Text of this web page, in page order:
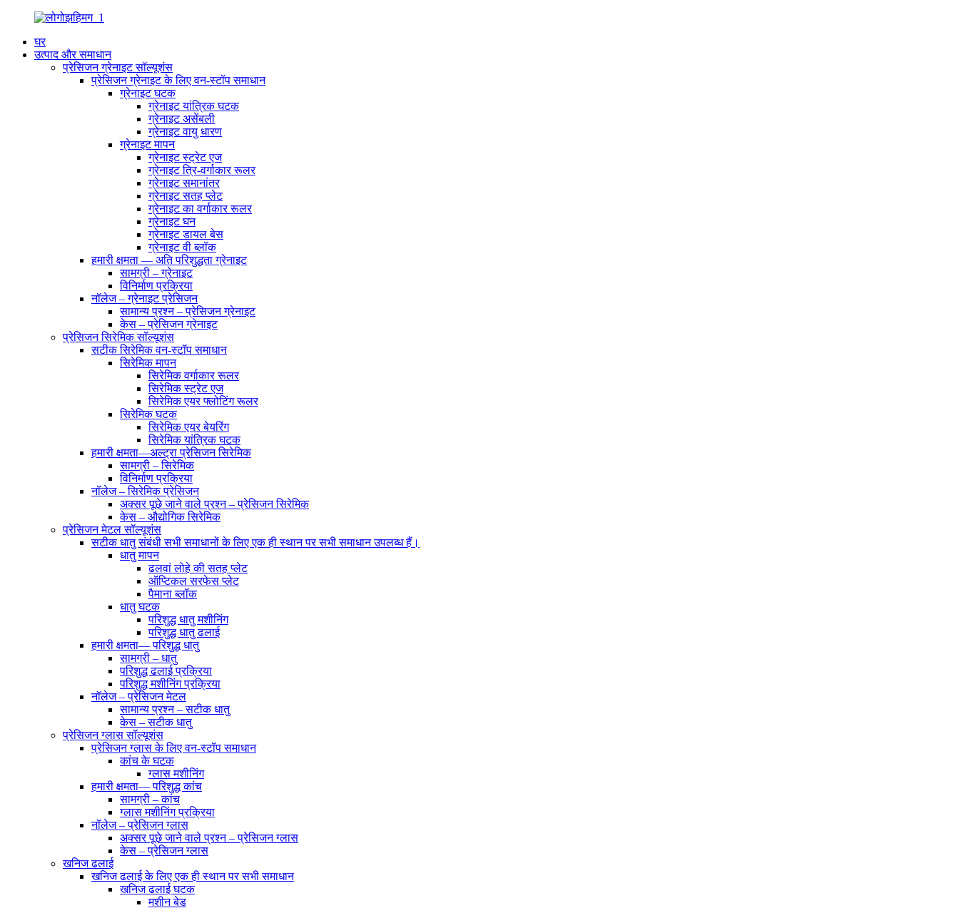
घर
उत्पाद और समाधान
प्रेसिजन ग्रेनाइट सॉल्यूशंस
प्रेसिजन ग्रेनाइट के लिए वन-स्टॉप समाधान
ग्रेनाइट घटक
ग्रेनाइट यांत्रिक घटक
ग्रेनाइट असेंबली
ग्रेनाइट वायु धारण
ग्रेनाइट मापन
ग्रेनाइट स्ट्रेट एज
ग्रेनाइट त्रि-वर्गाकार रूलर
ग्रेनाइट समानांतर
ग्रेनाइट सतह प्लेट
ग्रेनाइट का वर्गाकार रूलर
ग्रेनाइट घन
ग्रेनाइट डायल बेस
ग्रेनाइट वी ब्लॉक
हमारी क्षमता — अति परिशुद्धता ग्रेनाइट
सामग्री – ग्रेनाइट
विनिर्माण प्रक्रिया
नॉलेज – ग्रेनाइट प्रेसिजन
सामान्य प्रश्न – प्रेसिजन ग्रेनाइट
केस – प्रेसिजन ग्रेनाइट
प्रेसिजन सिरेमिक सॉल्यूशंस
सटीक सिरेमिक वन-स्टॉप समाधान
सिरेमिक मापन
सिरेमिक वर्गाकार रूलर
सिरेमिक स्ट्रेट एज
सिरेमिक एयर फ्लोटिंग रूलर
सिरेमिक घटक
सिरेमिक एयर बेयरिंग
सिरेमिक यांत्रिक घटक
हमारी क्षमता—अल्ट्रा प्रेसिजन सिरेमिक
सामग्री – सिरेमिक
विनिर्माण प्रक्रिया
नॉलेज – सिरेमिक प्रेसिजन
अक्सर पूछे जाने वाले प्रश्न – प्रेसिजन सिरेमिक
केस – औद्योगिक सिरेमिक
प्रेसिजन मेटल सॉल्यूशंस
सटीक धातु संबंधी सभी समाधानों के लिए एक ही स्थान पर सभी समाधान उपलब्ध हैं।
धातु मापन
ढलवां लोहे की सतह प्लेट
ऑप्टिकल सरफेस प्लेट
पैमाना ब्लॉक
धातु घटक
परिशुद्ध धातु मशीनिंग
परिशुद्ध धातु ढलाई
हमारी क्षमता— परिशुद्ध धातु
सामग्री – धातु
परिशुद्ध ढलाई प्रक्रिया
परिशुद्ध मशीनिंग प्रक्रिया
नॉलेज – प्रेसिजन मेटल
सामान्य प्रश्न – सटीक धातु
केस – सटीक धातु
प्रेसिजन ग्लास सॉल्यूशंस
प्रेसिजन ग्लास के लिए वन-स्टॉप समाधान
कांच के घटक
ग्लास मशीनिंग
हमारी क्षमता— परिशुद्ध कांच
सामग्री – कांच
ग्लास मशीनिंग प्रक्रिया
नॉलेज – प्रेसिजन ग्लास
अक्सर पूछे जाने वाले प्रश्न – प्रेसिजन ग्लास
केस – प्रेसिजन ग्लास
खनिज ढलाई
खनिज ढलाई के लिए एक ही स्थान पर सभी समाधान
खनिज ढलाई घटक
मशीन बेड